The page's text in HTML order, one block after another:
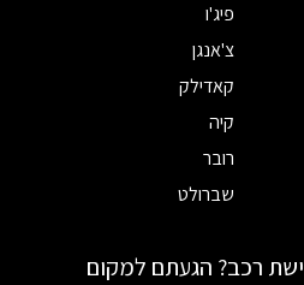
פיג'ו
צ'אנגן
קאדילק
קיה
רובר
שברולט
רכב? הגעתם למקום